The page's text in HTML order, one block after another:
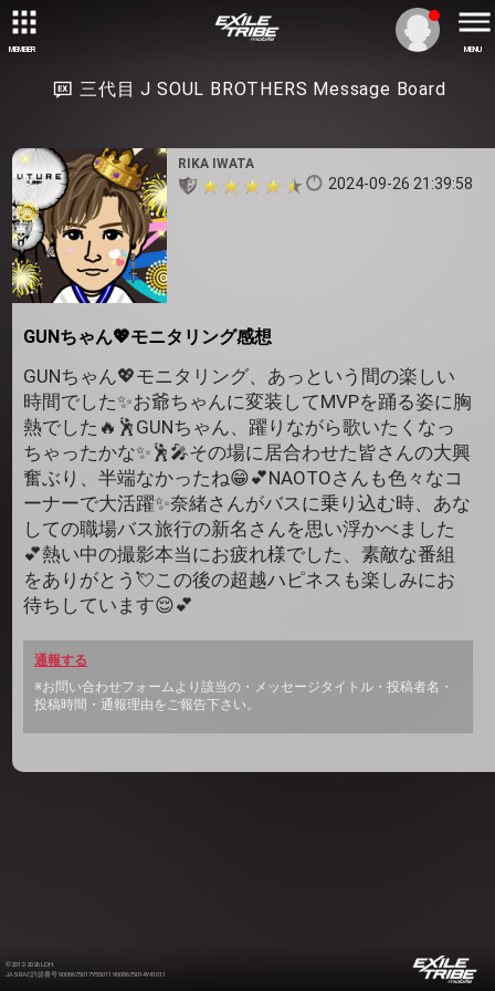
MEMBER MENU
三代目 J SOUL BROTHERS Message Board
RIKA IWATA
2024-09-26 21:39:58
GUNちゃん💖モニタリング感想
GUNちゃん💖モニタリング、あっという間の楽しい
時間でした✨お爺ちゃんに変装してMVPを踊る姿に胸
熱でした🔥🕺GUNちゃん、躍りながら歌いたくなっ
ちゃったかな✨🕺🎤その場に居合わせた皆さんの大興
奮ぶり、半端なかったね😁💕NAOTOさんも色々なコ
ーナーで大活躍✨奈緒さんがバスに乗り込む時、あな
しての職場バス旅行の新名さんを思い浮かべました
💕熱い中の撮影本当にお疲れ様でした、素敵な番組
をありがとう💘この後の超越ハピネスも楽しみにお
待ちしています😌💕
通報する
※お問い合わせフォームより該当の・メッセージタイトル・投稿者名・
投稿時間・通報理由をご報告下さい。
©2012-2026 LDH
JASRAC許諾番号 9008675017Y55011 9008675014Y41011